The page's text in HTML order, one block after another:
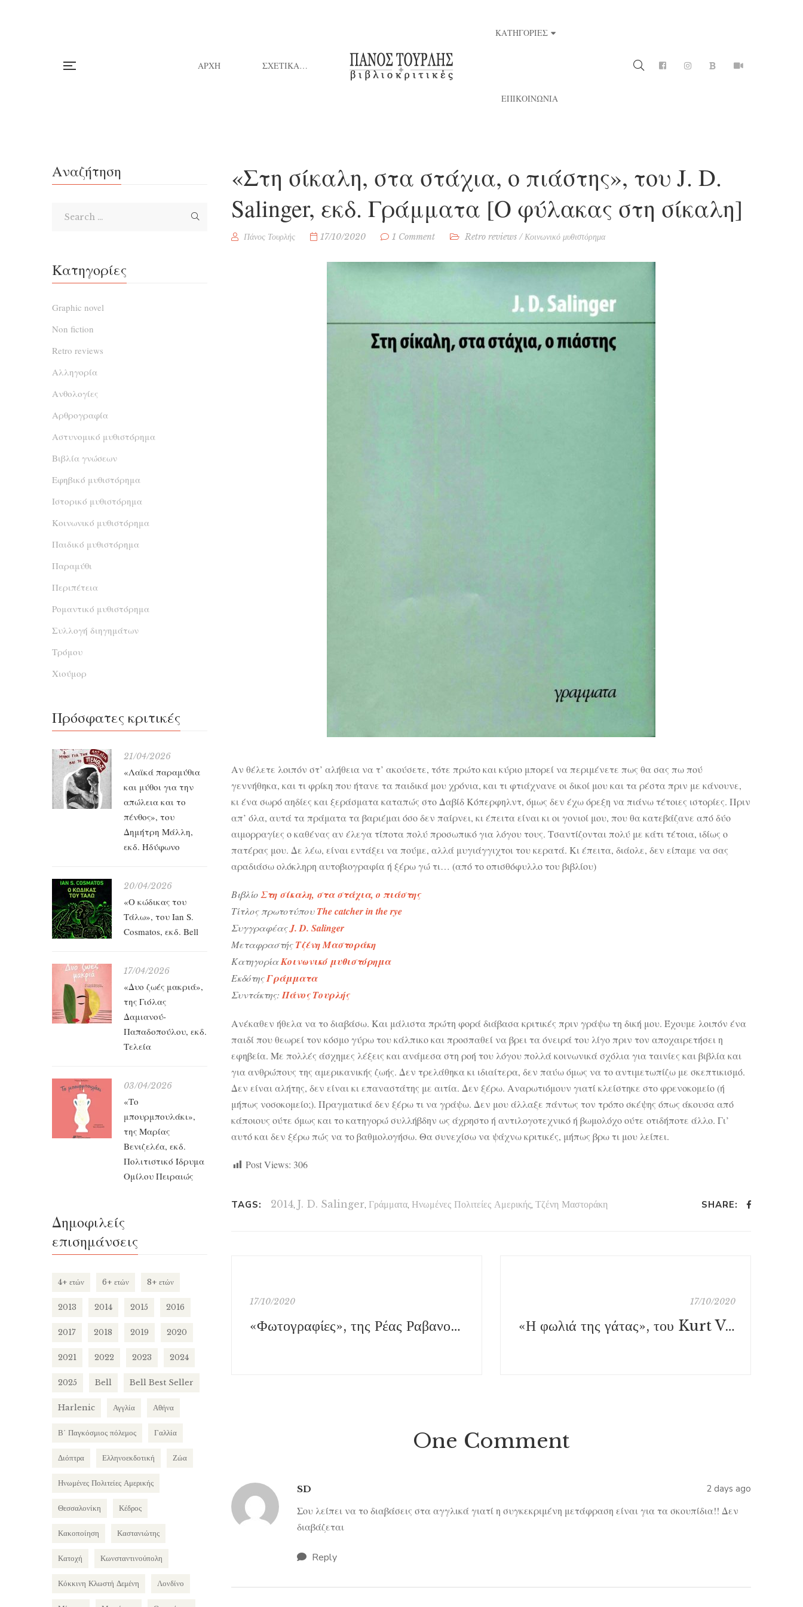
ΑΡΧΗ ΣΧΕΤΙΚΑ…
ΚΑΤΗΓΟΡΙΕΣ
ΕΠΙΚΟΙΝΩΝΙΑ
«Στη σίκαλη, στα στάχια, ο πιάστης», του J. D.
Salinger, εκδ. Γράμματα [Ο φύλακας στη σίκαλη]
Πάνος Τουρλής 17/10/2020 1 Comment Retro reviews /Κοινωνικό μυθιστόρημα
Αν θέλετε λοιπόν στ’ αλήθεια να τ’ ακούσετε, τότε πρώτο και κύριο μπορεί να περιμένετε πως θα σας πω πού
γεννήθηκα, και τι φρίκη που ήτανε τα παιδικά μου χρόνια, και τι φτιάχνανε οι δικοί μου και τα ρέστα πριν με κάνουνε,
κι ένα σωρό αηδίες και ξεράσματα καταπώς στο Δαβίδ Κόπερφηλντ, όμως δεν έχω όρεξη να πιάνω τέτοιες ιστορίες. Πριν
απ’ όλα, αυτά τα πράματα τα βαριέμαι όσο δεν παίρνει, κι έπειτα είναι κι οι γονιοί μου, που θα κατεβάζανε από δύο
αιμορραγίες ο καθένας αν έλεγα τίποτα πολύ προσωπικό για λόγου τους. Τσαντίζονται πολύ με κάτι τέτοια, ιδίως ο
πατέρας μου. Δε λέω, είναι εντάξει να πούμε, αλλά μυγιάγγιχτοι του κερατά. Κι έπειτα, διάολε, δεν είπαμε να σας
αραδιάσω ολόκληρη αυτοβιογραφία ή ξέρω γώ τι… (από το οπισθόφυλλο του βιβλίου)
ΒιβλίοΣτη σίκαλη, στα στάχια, ο πιάστης
Τίτλος πρωτοτύπουThe catcher in the rye
ΣυγγραφέαςJ. D. Salinger
ΜεταφραστήςΤζένη Μαστοράκη
ΚατηγορίαΚοινωνικό μυθιστόρημα
ΕκδότηςΓράμματα
Συντάκτης: Πάνος Τουρλής
Ανέκαθεν ήθελα να το διαβάσω. Και μάλιστα πρώτη φορά διάβασα κριτικές πριν γράψω τη δική μου. Έχουμε λοιπόν ένα
παιδί που θεωρεί τον κόσμο γύρω του κάλπικο και προσπαθεί να βρει τα όνειρά του λίγο πριν τον αποχαιρετήσει η
εφηβεία. Με πολλές άσχημες λέξεις και ανάμεσα στη ροή του λόγου πολλά κοινωνικά σχόλια για ταινίες και βιβλία και
για ανθρώπους της αμερικανικής ζωής. Δεν τρελάθηκα κι ιδιαίτερα, δεν παύω όμως να το αντιμετωπίζω με σκεπτικισμό.
Δεν είναι αλήτης, δεν είναι κι επαναστάτης με αιτία. Δεν ξέρω. Αναρωτιόμουν γιατί κλείστηκε στο φρενοκομείο (ή
μήπως νοσοκομείο;). Πραγματικά δεν ξέρω τι να γράψω. Δεν μου άλλαξε πάντως τον τρόπο σκέψης όπως άκουσα από
κάποιους ούτε όμως και το κατηγορώ συλλήβδην ως άχρηστο ή αντιλογοτεχνικό ή βωμολόχο ούτε οτιδήποτε άλλο. Γι’
αυτό και δεν ξέρω πώς να το βαθμολογήσω. Θα συνεχίσω να ψάχνω κριτικές, μήπως βρω τι μου λείπει.
Post Views: 306
TAGS: 2014, J. D. Salinger, Γράμματα, Ηνωμένες Πολιτείες Αμερικής, Τζένη Μαστοράκη SHARE:
17/10/2020
«Φωτογραφίες», της Ρέας Ραβανού, εκδ. Ωκεανίδα
17/10/2020
«Η φωλιά της γάτας», του Kurt Vonnegut, εκδ. Κέδρος
One Comment
SD 2 days ago
Σου λείπει να το διαβάσεις στα αγγλικά γιατί η συγκεκριμένη μετάφραση είναι για τα σκουπίδια!! Δεν
διαβάζεται
Reply
Αναζήτηση
Κατηγορίες
Graphic novel
Non fiction
Retro reviews
Αλληγορία
Ανθολογίες
Αρθρογραφία
Αστυνομικό μυθιστόρημα
Βιβλία γνώσεων
Εφηβικό μυθιστόρημα
Ιστορικό μυθιστόρημα
Κοινωνικό μυθιστόρημα
Παιδικό μυθιστόρημα
Παραμύθι
Περιπέτεια
Ρομαντικό μυθιστόρημα
Συλλογή διηγημάτων
Τρόμου
Χιούμορ
Πρόσφατες κριτικές
21/04/2026
«Λαϊκά παραμύθια
και μύθοι για την
απώλεια και το
πένθος», του
Δημήτρη Μάλλη,
εκδ. Ηδύφωνο
20/04/2026
«Ο κώδικας του
Τάλω», του Ian S.
Cosmatos, εκδ. Bell
17/04/2026
«Δυο ζωές μακριά»,
της Γιόλας
Δαμιανού-
Παπαδοπούλου, εκδ.
Τελεία
03/04/2026
«Το
μπουρμπουλάκι»,
της Μαρίας
Βενιζελέα, εκδ.
Πολιτιστικό Ίδρυμα
Ομίλου Πειραιώς
Δημοφιλείς
επισημάνσεις
4+ ετών 6+ ετών 8+ ετών
2013 2014 2015 2016
2017 2018 2019 2020
2021 2022 2023 2024
2025 Bell Bell Best Seller
Harlenic Αγγλία Αθήνα
Β΄ Παγκόσμιος πόλεμος Γαλλία
Διόπτρα Ελληνοεκδοτική Ζώα
Ηνωμένες Πολιτείες Αμερικής
Θεσσαλονίκη Κέδρος
Κακοποίηση Καστανιώτης
Κατοχή Κωνσταντινούπολη
Κόκκινη Κλωστή Δεμένη Λονδίνο